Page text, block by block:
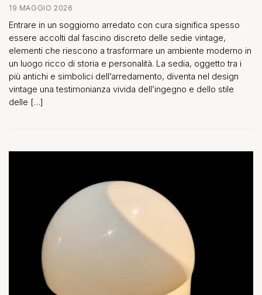
19 MAGGIO 2026
Entrare in un soggiorno arredato con cura significa spesso
essere accolti dal fascino discreto delle sedie vintage,
elementi che riescono a trasformare un ambiente moderno in
un luogo ricco di storia e personalità. La sedia, oggetto tra i
più antichi e simbolici dell’arredamento, diventa nel design
vintage una testimonianza vivida dell’ingegno e dello stile
delle […]